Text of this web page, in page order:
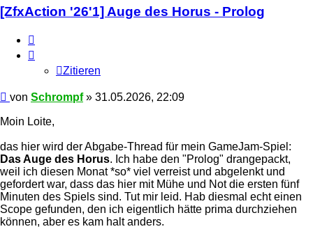
[ZfxAction '26'1] Auge des Horus - Prolog
Zitieren
Beitrag
von Schrompf» 31.05.2026, 22:09
Moin Loite,
das hier wird der Abgabe-Thread für mein GameJam-Spiel:
Das Auge des Horus. Ich habe den "Prolog" drangepackt,
weil ich diesen Monat *so* viel verreist und abgelenkt und
gefordert war, dass das hier mit Mühe und Not die ersten fünf
Minuten des Spiels sind. Tut mir leid. Hab diesmal echt einen
Scope gefunden, den ich eigentlich hätte prima durchziehen
können, aber es kam halt anders.